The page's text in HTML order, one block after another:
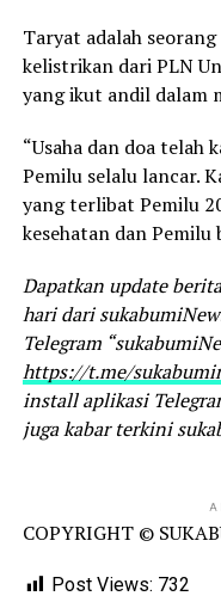
Taryat adalah
kelistrikan dari PLN
yang ikut andil dalam
“Usaha dan doa telah
Pemilu selalu lancar.
yang terlibat Pemilu
kesehatan dan Pemilu
Dapatkan update
hari dari
Telegram
https://t.me/
install aplikasi
juga kabar terkini
COPYRIGHT ©
Post Views: 732